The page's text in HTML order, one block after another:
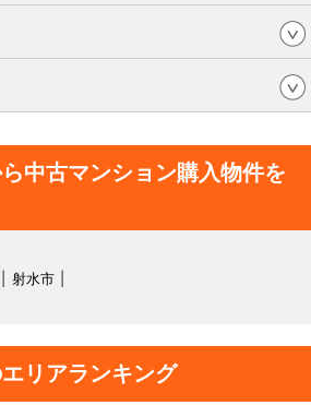
中古マンション購入物件を
射水市
リアランキング